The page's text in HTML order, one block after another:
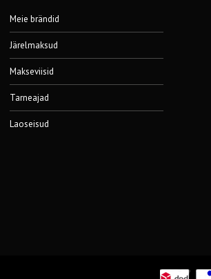
Meie brändid
Järelmaksud
Makseviisid
Tarneajad
Laoseisud